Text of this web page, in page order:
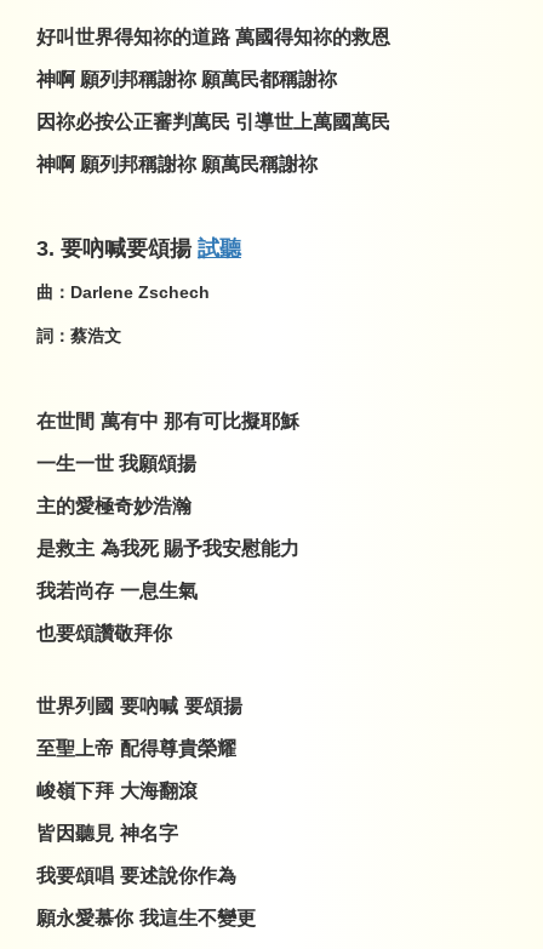
好叫世界得知祢的道路 萬國得知祢的救恩
神啊 願列邦稱謝祢 願萬民都稱謝祢
因祢必按公正審判萬民 引導世上萬國萬民
神啊 願列邦稱謝祢 願萬民稱謝祢
3. 要吶喊要頌揚 試聽
曲： Darlene Zschech
詞：蔡浩文
在世間 萬有中 那有可比擬耶穌
一生一世 我願頌揚
主的愛極奇妙浩瀚
是救主 為我死 賜予我安慰能力
我若尚存 一息生氣
也要頌讚敬拜你
世界列國 要吶喊 要頌揚
至聖上帝 配得尊貴榮耀
峻嶺下拜 大海翻滾
皆因聽見 神名字
我要頌唱 要述說你作為
願永愛慕你 我這生不變更